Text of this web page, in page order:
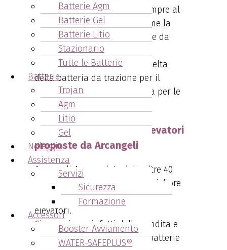
Batterie Agm
Batterie Gel
Batterie Litio
Stazionario
Tutte le Batterie
Batterie
Trojan
Agm
Litio
Gel
Noleggio
Assistenza
Servizi
Sicurezza
Formazione
Accessori
Booster Avviamento
WATER-SAFEPLUS®
Arcangeli Accumulatori
è sempre al
tuo fianco per valutare insieme la
capacità residua delle batterie da
trazione della tua azienda,
consigliandoti nella giusta scelta
dellabatteria da trazione per il
carrello elevatore più indicata per le
tue esigenze.
Le batterie per carrelli elevatori
proposte da Arcangeli
Arcangeli Accumulatori da oltre 40
anni si propone come il tuo migliore
fornitore di batterie per carrelli
elevatori.
Ci occupiamo infatti della vendita e
della assistenza per tutte le batterie